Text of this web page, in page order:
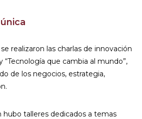
realizaron las charlas de innovación
“Tecnología que cambia al mundo”,
de los negocios, estrategia,
talleres dedicados a temas